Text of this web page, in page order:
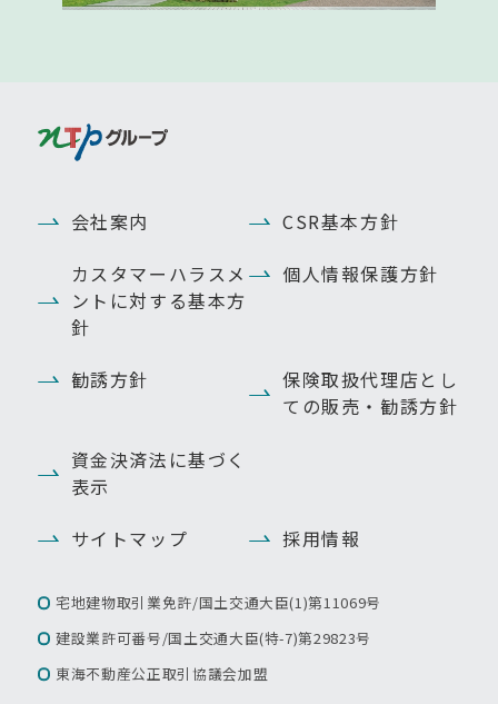
会社案内
CSR基本方針
カスタマーハラスメ
ントに対する基本方
針
個人情報保護方針
勧誘方針
保険取扱代理店とし
ての販売・勧誘方針
資金決済法に基づく
表示
サイトマップ
採用情報
宅地建物取引業免許/国土交通大臣(1)第11069号
建設業許可番号/国土交通大臣(特-7)第29823号
東海不動産公正取引協議会加盟